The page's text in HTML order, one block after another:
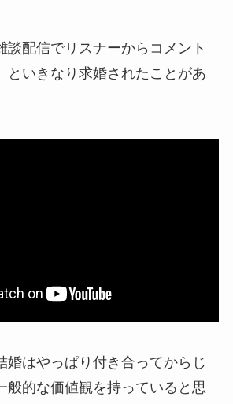
談配信でリスナーからコメント
といきなり 求婚されたことがあ
婚はやっぱり付き合ってからじ
般的な価値観を持っていると思